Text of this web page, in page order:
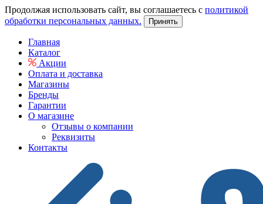
Продолжая использовать сайт, вы соглашаетесь с политикой
обработки персональных данных.
Принять
Главная
Каталог
Акции
Оплата и доставка
Магазины
Бренды
Гарантии
О магазине
Отзывы о компании
Реквизиты
Контакты